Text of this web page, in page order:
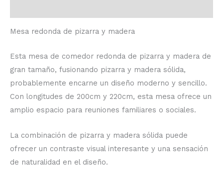
Mesa redonda de pizarra y madera
Esta mesa de comedor redonda de pizarra y madera de
gran tamaño, fusionando pizarra y madera sólida,
probablemente encarne un diseño moderno y sencillo.
Con longitudes de 200cm y 220cm, esta mesa ofrece un
amplio espacio para reuniones familiares o sociales.
La combinación de pizarra y madera sólida puede
ofrecer un contraste visual interesante y una sensación
de naturalidad en el diseño.